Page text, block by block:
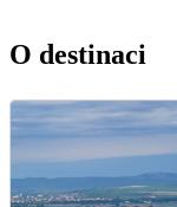
O destinaci